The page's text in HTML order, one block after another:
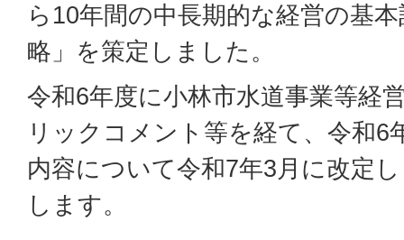
ら10年間の中長期的な経営の基
略」を策定しました。
令和6年度に小林市水道事業等経
リックコメント等を経て、令和6
内容について令和7年3月に改定
します。